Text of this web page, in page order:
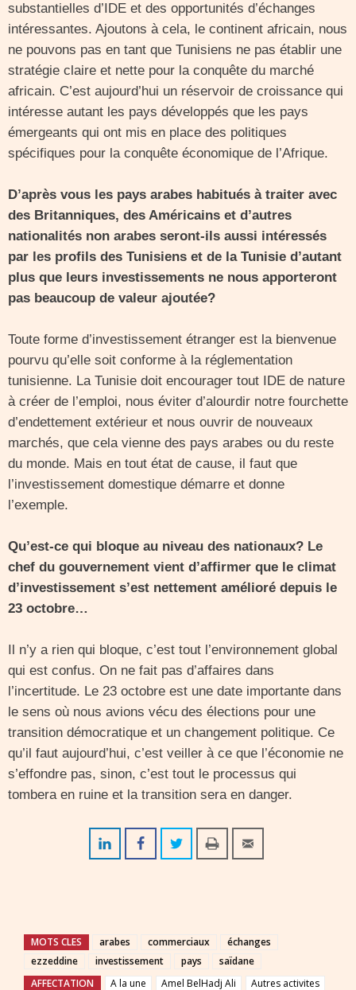
substantielles d’IDE et des opportunités d’échanges
intéressantes. Ajoutons à cela, le continent africain, nous
ne pouvons pas en tant que Tunisiens ne pas établir une
stratégie claire et nette pour la conquête du marché
africain. C’est aujourd’hui un réservoir de croissance qui
intéresse autant les pays développés que les pays
émergeants qui ont mis en place des politiques
spécifiques pour la conquête économique de l’Afrique.
D’après vous les pays arabes habitués à traiter avec
des Britanniques, des Américains et d’autres
nationalités non arabes seront-ils aussi intéressés
par les profils des Tunisiens et de la Tunisie d’autant
plus que leurs investissements ne nous apporteront
pas beaucoup de valeur ajoutée?
Toute forme d’investissement étranger est la bienvenue
pourvu qu’elle soit conforme à la réglementation
tunisienne. La Tunisie doit encourager tout IDE de nature
à créer de l’emploi, nous éviter d’alourdir notre fourchette
d’endettement extérieur et nous ouvrir de nouveaux
marchés, que cela vienne des pays arabes ou du reste
du monde. Mais en tout état de cause, il faut que
l’investissement domestique démarre et donne
l’exemple.
Qu’est-ce qui bloque au niveau des nationaux? Le
chef du gouvernement vient d’affirmer que le climat
d’investissement s’est nettement amélioré depuis le
23 octobre…
Il n’y a rien qui bloque, c’est tout l’environnement global
qui est confus. On ne fait pas d’affaires dans
l’incertitude. Le 23 octobre est une date importante dans
le sens où nous avions vécu des élections pour une
transition démocratique et un changement politique. Ce
qu’il faut aujourd’hui, c’est veiller à ce que l’économie ne
s’effondre pas, sinon, c’est tout le processus qui
tombera en ruine et la transition sera en danger.
MOTS CLES arabes commerciaux
échanges
ezzeddine
investissement pays
saïdane
AFFECTATION
A la une Amel BelHadj Ali
Autres activites